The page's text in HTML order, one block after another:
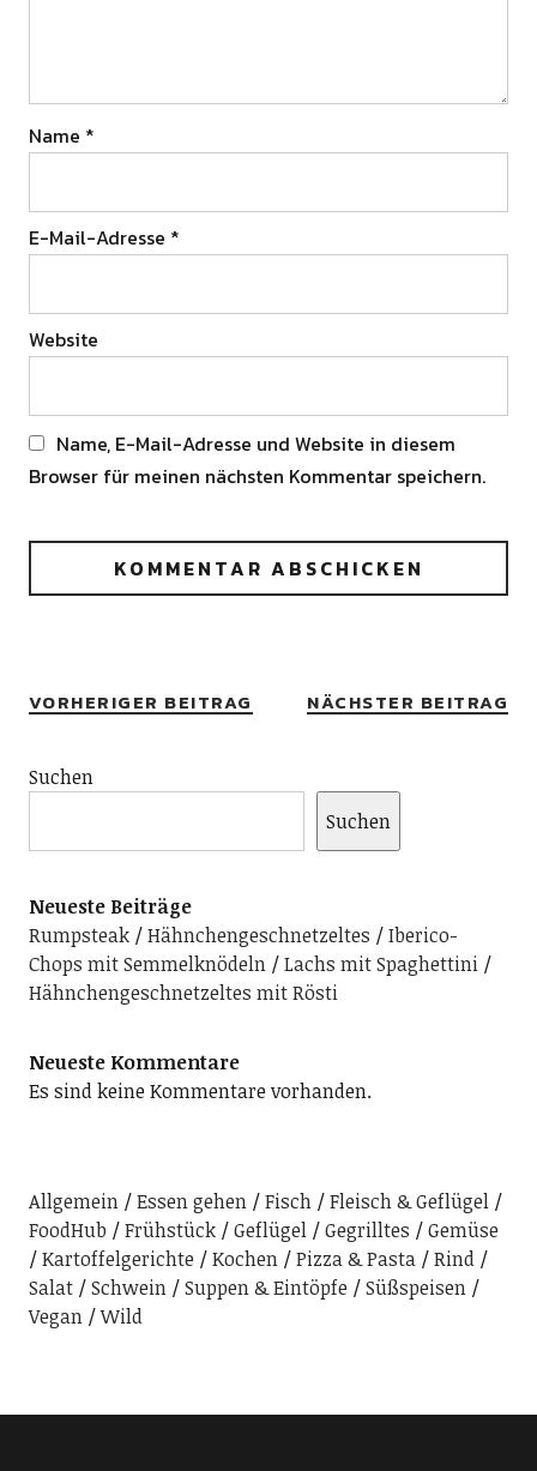
Name *
E-Mail-Adresse *
Website
Name, E-Mail-Adresse und Website in diesem
Browser für meinen nächsten Kommentar speichern.
VORHERIGER BEITRAG NÄCHSTER BEITRAG
Suchen
Suchen
Neueste Beiträge
Rumpsteak
Hähnchengeschnetzeltes
Iberico-
Chops mit Semmelknödeln
Lachs mit Spaghettini
Hähnchengeschnetzeltes mit Rösti
Neueste Kommentare
Es sind keine Kommentare vorhanden.
Allgemein Essen gehen Fisch
Fleisch & Geflügel
FoodHub
Frühstück Geflügel Gegrilltes
Gemüse
Kartoffelgerichte
Kochen Pizza & Pasta
Rind
Salat
Schwein Suppen & Eintöpfe
Süßspeisen
Vegan
Wild